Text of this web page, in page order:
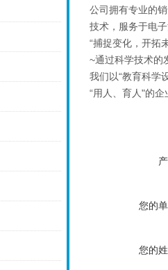
公司拥有专业的
技术，服务于电
“捕捉变化，开拓
~通过科学技术的
我们以“教育科学
“用人、育人"的
您的
您的